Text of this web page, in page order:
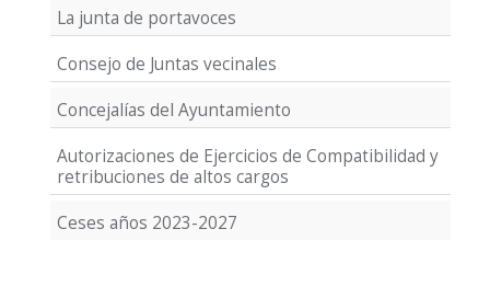
La junta de portavoces
Consejo de Juntas vecinales
Concejalías del Ayuntamiento
Autorizaciones de Ejercicios de Compatibilidad y
retribuciones de altos cargos
Ceses años 2023-2027